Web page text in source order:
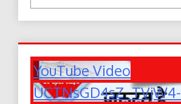
YouTube Video
UCTNsGD4sZ_TVjW4-